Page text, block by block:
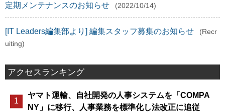
定期メンテナンスのお知らせ (2022/10/14)
[IT Leaders編集部より] 編集スタッフ募集のお知らせ
(Recr
uiting)
アクセスランキング
ヤマト運輸、自社開発の人事システムを「COMPA
NY」に移行、人事業務を標準化し法改正に追従